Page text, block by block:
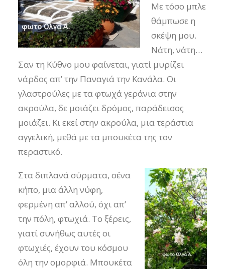
Με τόσο μπλε
θάμπωσε η
σκέψη μου.
Νάτη, νάτη…
Σαν τη Κύθνο μου φαίνεται, γιατί μυρίζει
νάρδος απ’ την Παναγιά την Κανάλα. Οι
γλαστρούλες με τα φτωχά γεράνια στην
ακρούλα, δε μοιάζει δρόμος, παράδεισος
μοιάζει. Κι εκεί στην ακρούλα, μια τεράστια
αγγελική, μεθά με τα μπουκέτα της τον
περαστικό.
Στα διπλανά σύρματα, σ΄ένα
κήπο, μια άλλη νύφη,
φερμένη απ’ αλλού, όχι απ’
την πόλη, φτωχιά. Το ξέρεις,
γιατί συνήθως αυτές οι
φτωχιές, έχουν του κόσμου
όλη την ομορφιά. Μπουκέτα